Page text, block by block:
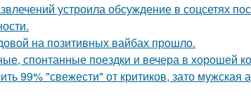
устроила обсуждение в соцсетях
на позитивных вайбах прошло.
спонтанные поездки и вечера в хорошей
99% "свежести" от критиков, зато мужская